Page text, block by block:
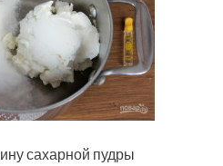
сахарной пудры